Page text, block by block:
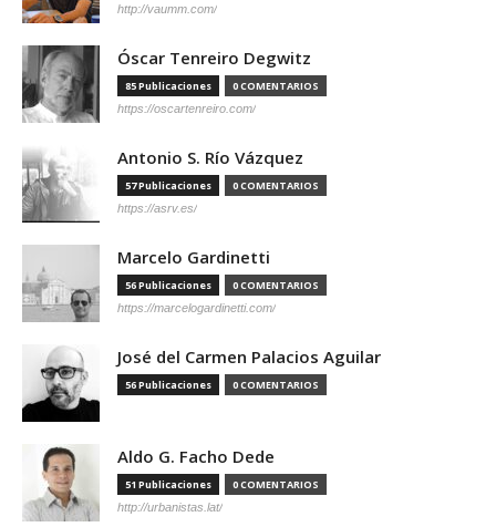
http://vaumm.com/
Óscar Tenreiro Degwitz
85 Publicaciones 0 COMENTARIOS
https://oscartenreiro.com/
Antonio S. Río Vázquez
57 Publicaciones 0 COMENTARIOS
https://asrv.es/
Marcelo Gardinetti
56 Publicaciones 0 COMENTARIOS
https://marcelogardinetti.com/
José del Carmen Palacios Aguilar
56 Publicaciones 0 COMENTARIOS
Aldo G. Facho Dede
51 Publicaciones 0 COMENTARIOS
http://urbanistas.lat/